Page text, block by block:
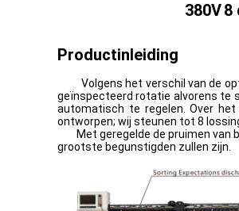
380V8
Productinleiding
Volgens het verschil van de
geïnspecteerd rotatie alvorens te
automatisch te regelen. Over
ontworpen; wij steunen tot 8
Met geregelde de pruimen van
grootste begunstigden zullen zijn.